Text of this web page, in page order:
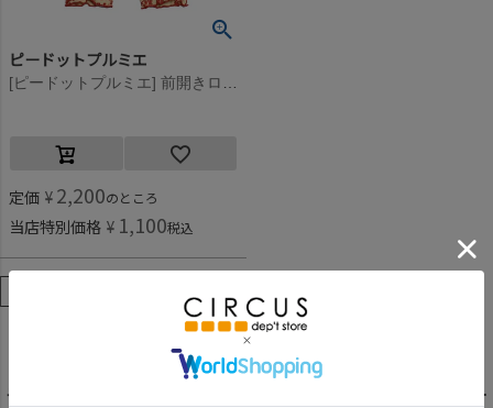
ピードットプルミエ
[ピードットプルミエ] 前開きロンパース レッド(RR)
定価 ¥ 2,200のところ
当店特別価格 ¥ 1,100税込
1件中 1-1件表示
子供服ブランド 肌着 ロンパース｜ピードットプルミエ｜ベビー